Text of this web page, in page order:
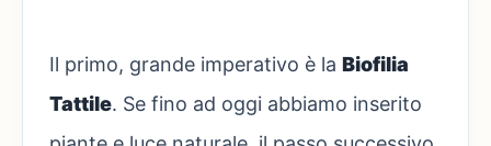
Il primo, grande imperativo è la Biofilia
Tattile. Se fino ad oggi abbiamo inserito